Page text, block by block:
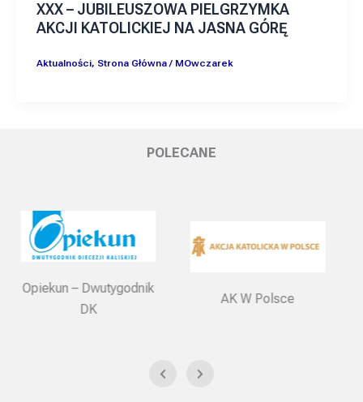
XXX – JUBILEUSZOWA PIELGRZYMKA
AKCJI KATOLICKIEJ NA JASNA GÓRĘ
Aktualności, Strona Główna/ MOwczarek
POLECANE
AK W Polsce Radio Rodzina